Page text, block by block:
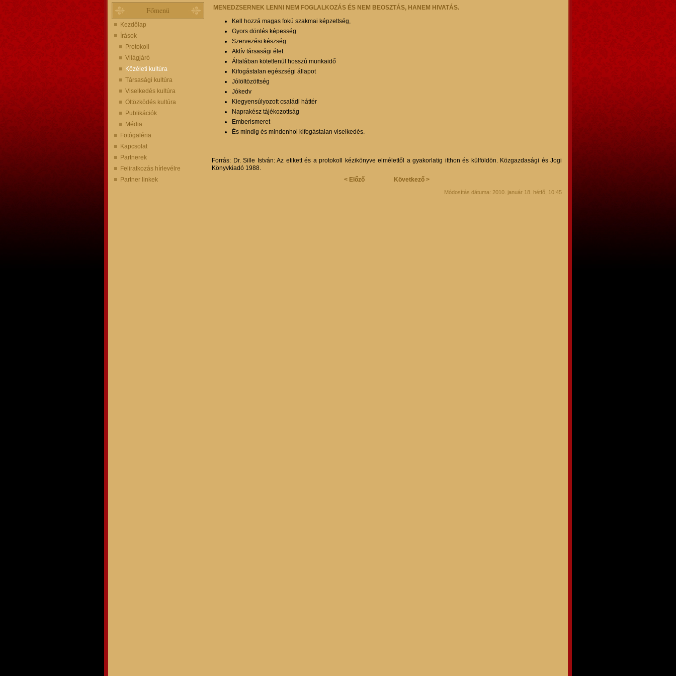
Főmenü
Kezdőlap
Írások
Protokoll
Világjáró
Közéleti kultúra
Társasági kultúra
Viselkedés kultúra
Öltözködés kultúra
Publikációk
Média
Fotógaléria
Kapcsolat
Partnerek
Feliratkozás hírlevélre
Partner linkek
MENEDZSERNEK LENNI NEM FOGLALKOZÁS ÉS NEM BEOSZTÁS, HANEM HIVATÁS.
Kell hozzá magas fokú szakmai képzettség,
Gyors döntés képesség
Szervezési készség
Aktív társasági élet
Általában kötetlenül hosszú munkaidő
Kifogástalan egészségi állapot
Jólöltözöttség
Jókedv
Kiegyensúlyozott családi háttér
Naprakész tájékozottság
Emberismeret
És mindig és mindenhol kifogástalan viselkedés.
Forrás: Dr. Sille István: Az etikett és a protokoll kézikönyve elmélettől a gyakorlatig itthon és külföldön. Közgazdasági és Jogi
Könyvkiadó 1988.
< Előző
Következő >
Módosítás dátuma: 2010. január 18. hétfő, 10:45